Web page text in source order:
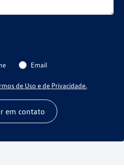
Email
de Uso e de Privacidade.
em contato